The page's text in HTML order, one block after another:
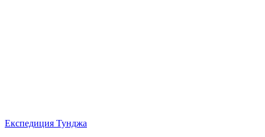
Експедиция Тунджа